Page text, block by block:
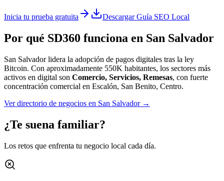
Inicia tu prueba gratuita Descargar Guía SEO Local
Por qué SD360 funciona en San Salvador
San Salvador lidera la adopción de pagos digitales tras la ley
Bitcoin. Con aproximadamente 550K habitantes, los sectores más
activos en digital son Comercio, Servicios, Remesas, con fuerte
concentración comercial en Escalón, San Benito, Centro.
Ver directorio de negocios en San Salvador→
¿Te suena familiar?
Los retos que enfrenta tu negocio local cada día.